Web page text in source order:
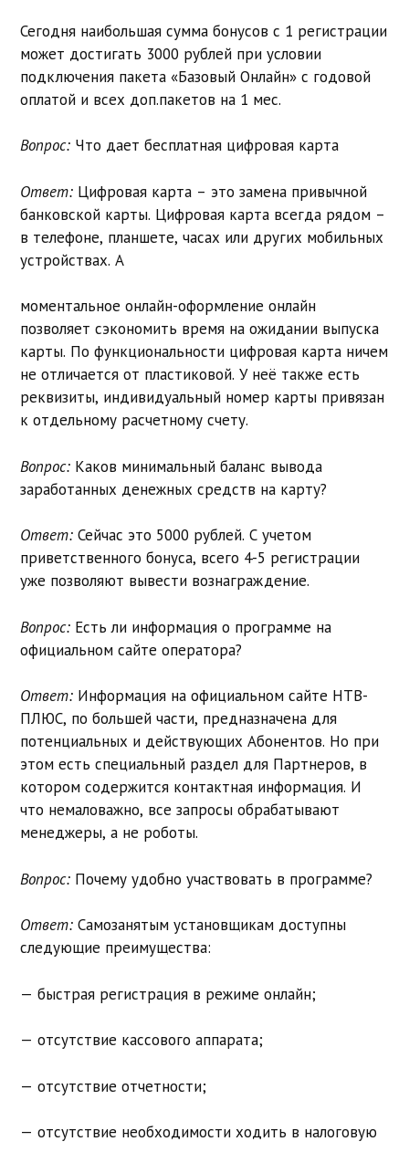
Сегодня наибольшая сумма бонусов с 1 регистрации
может достигать 3000 рублей при условии
подключения пакета «Базовый Онлайн» с годовой
оплатой и всех доп.пакетов на 1 мес.
Вопрос: Что дает бесплатная цифровая карта
Ответ: Цифровая карта – это замена привычной
банковской карты. Цифровая карта всегда рядом –
в телефоне, планшете, часах или других мобильных
устройствах. А
моментальное онлайн-оформление онлайн
позволяет сэкономить время на ожидании выпуска
карты. По функциональности цифровая карта ничем
не отличается от пластиковой. У неё также есть
реквизиты, индивидуальный номер карты привязан
к отдельному расчетному счету.
Вопрос: Каков минимальный баланс вывода
заработанных денежных средств на карту?
Ответ: Сейчас это 5000 рублей. С учетом
приветственного бонуса, всего 4-5 регистрации
уже позволяют вывести вознаграждение.
Вопрос: Есть ли информация о программе на
официальном сайте оператора?
Ответ: Информация на официальном сайте НТВ-
ПЛЮС, по большей части, предназначена для
потенциальных и действующих Абонентов. Но при
этом есть специальный раздел для Партнеров, в
котором содержится контактная информация. И
что немаловажно, все запросы обрабатывают
менеджеры, а не роботы.
Вопрос: Почему удобно участвовать в программе?
Ответ: Самозанятым установщикам доступны
следующие преимущества:
— быстрая регистрация в режиме онлайн;
— отсутствие кассового аппарата;
— отсутствие отчетности;
— отсутствие необходимости ходить в налоговую